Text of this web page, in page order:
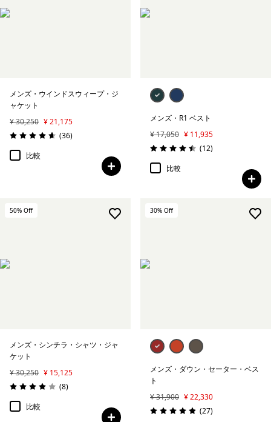
メンズ・ウインドスウィープ・ジ
ャケット
¥ 30,250 ¥ 21,175
評価: 4.6 / 5
(36レビュー
)
比較
メンズ・R1 ベスト
¥ 17,050 ¥ 11,935
評価: 4.5 / 5
(12レビュー
)
比較
50% Off
メンズ・シンチラ・シャツ・ジャ
ケット
¥ 30,250 ¥ 15,125
評価: 4.0 / 5
(8レビュー
)
比較
30% Off
メンズ・ダウン・セーター・ベス
ト
¥ 31,900 ¥ 22,330
評価: 5.0 / 5
(27レビュー
)